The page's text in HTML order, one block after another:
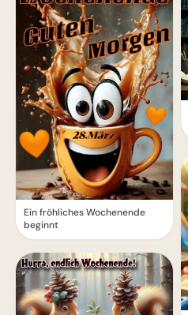
Ein fröhliches Wochenende
beginnt